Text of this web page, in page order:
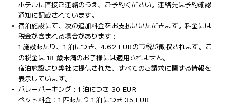
ホテルに直接ご連絡のうえ、ご予約ください。連絡先は予約確認
通知に記載されています。
宿泊施設にて、次の追加料金をお支払いいただきます。料金には
税金が含まれる場合があります :
1 施設あたり、1 泊につき、4.62 EURの市税が徴収されます。こ
の税金は 18 歳未満のお子様には適用されません。
宿泊施設より弊社に提供された、すべてのご請求に関する情報を
表示しています。
バレーパーキング : 1 泊につき 30 EUR
ペット料金 : 1 匹あたり 1 泊につき 35 EUR